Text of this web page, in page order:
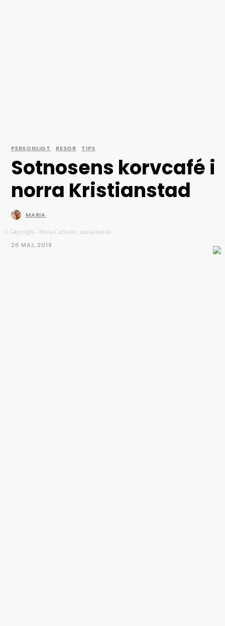
PERSONLIGT RESOR TIPS
Sotnosens korvcafé i
norra Kristianstad
MARIA
-
26 MAJ, 2019
© Copyright - Maria Carlsson | mariasmat.nu